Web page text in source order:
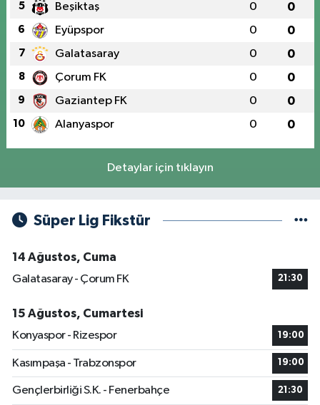
5 Beşiktaş 0 0
6 Eyüpspor 0 0
7 Galatasaray 0 0
8 Çorum FK 0 0
9 Gaziantep FK 0 0
10 Alanyaspor 0 0
Detaylar için tıklayın
Süper Lig Fikstür
14 Ağustos, Cuma
Galatasaray - Çorum FK
21:30
15 Ağustos, Cumartesi
Konyaspor - Rizespor
19:00
Kasımpaşa - Trabzonspor 19:00
Gençlerbirliği S.K. - Fenerbahçe 21:30